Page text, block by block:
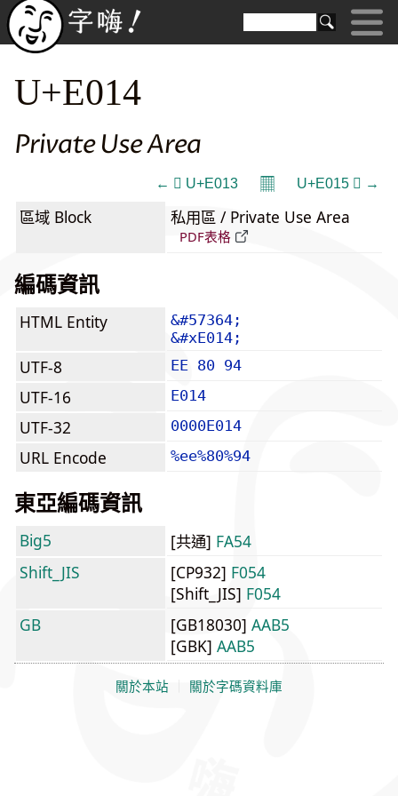
U+E014
Private Use Area
←  U+E013 𝄜 U+E015  →
區域 Block 私用區 / Private Use Area
PDF表格
編碼資訊
HTML Entity
&#57364;
&#xE014;
UTF-8 EE 80 94
UTF-16 E014
UTF-32 0000E014
URL Encode %ee%80%94
東亞編碼資訊
Big5 [共通] FA54
Shift_JIS
[CP932] F054
[Shift_JIS] F054
GB
[GB18030] AAB5
[GBK] AAB5
關於本站 關於字碼資料庫